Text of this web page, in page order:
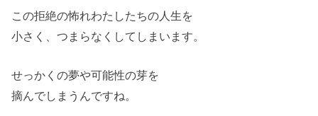
この拒絶の怖れわたしたちの人生を
小さく、つまらなくしてしまいます。
せっかくの夢や可能性の芽を
摘んでしまうんですね。